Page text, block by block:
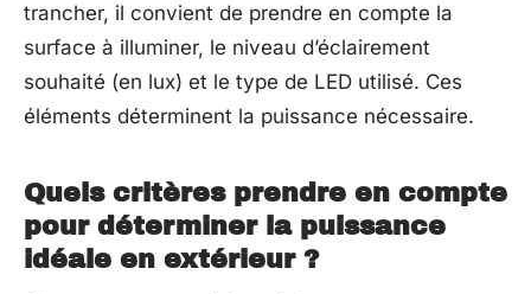
trancher, il convient de prendre en compte la
surface à illuminer, le niveau d’éclairement
souhaité (en lux) et le type de LED utilisé. Ces
éléments déterminent la puissance nécessaire.
Quels critères prendre en compte
pour déterminer la puissance
idéale en extérieur ?